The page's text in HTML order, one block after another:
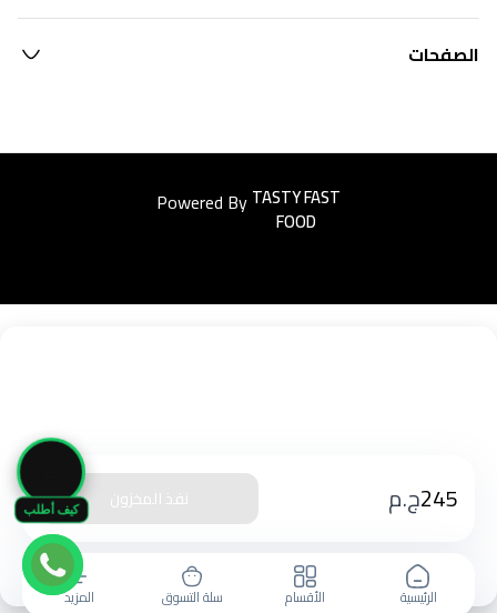
كيف أطلب 245ج.م نفذ المخزون
الرئيسية الأقسام سلة التسوق المزيد
الصفحات
Powered ByEasyorders